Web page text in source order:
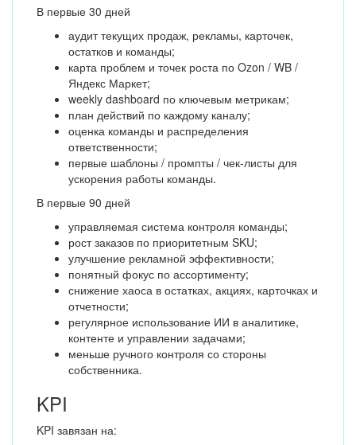
В первые 30 дней
аудит текущих продаж, рекламы, карточек,
остатков и команды;
карта проблем и точек роста по Ozon / WB /
Яндекс Маркет;
weekly dashboard по ключевым метрикам;
план действий по каждому каналу;
оценка команды и распределения
ответственности;
первые шаблоны / промпты / чек-листы для
ускорения работы команды.
В первые 90 дней
управляемая система контроля команды;
рост заказов по приоритетным SKU;
улучшение рекламной эффективности;
понятный фокус по ассортименту;
снижение хаоса в остатках, акциях, карточках и
отчетности;
регулярное использование ИИ в аналитике,
контенте и управлении задачами;
меньше ручного контроля со стороны
собственника.
KPI
KPI завязан на: